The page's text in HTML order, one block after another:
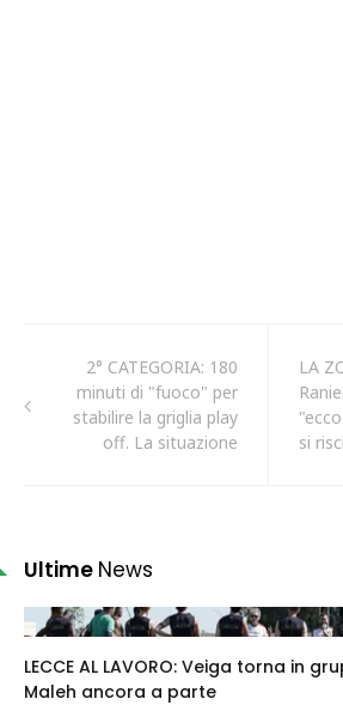
2° CATEGORIA: 180
minuti di "fuoco" per
stabilire la griglia play
off. La situazione
LA
si
Ultime News
LECCE AL LAVORO: Veiga torna in
Maleh ancora a parte